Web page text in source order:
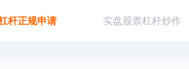
杆正规申请 实盘股票杠杆炒作